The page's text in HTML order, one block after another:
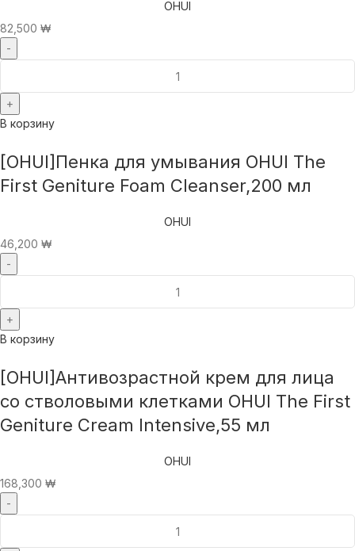
OHUI
82,500 ₩
В корзину
[OHUI]Пенка для умывания OHUI The
First Geniture Foam Cleanser,200 мл
OHUI
46,200 ₩
В корзину
[OHUI]Антивозрастной крем для лица
со стволовыми клетками OHUI The First
Geniture Cream Intensive,55 мл
OHUI
168,300 ₩